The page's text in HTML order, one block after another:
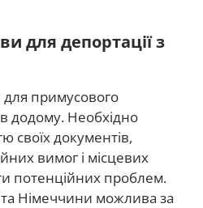
для депортації з
примусового
додому. Необхідно
своїх документів,
вимог і місцевих
потенційних проблем.
Німеччини можлива за